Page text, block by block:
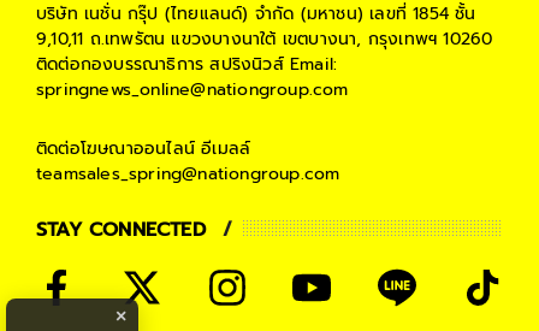
บริษัท เนชั่น กรุ๊ป (ไทยแลนด์) จำกัด (มหาชน) เลขที่ 1854 ชั้น
9,10,11 ถ.เทพรัตน แขวงบางนาใต้ เขตบางนา, กรุงเทพฯ 10260
ติดต่อกองบรรณาธิการ สปริงนิวส์Email:
springnews_online@nationgroup.com
ติดต่อโฆษณาออนไลน์ อีเมลล์
teamsales_spring@nationgroup.com
STAY CONNECTED
×